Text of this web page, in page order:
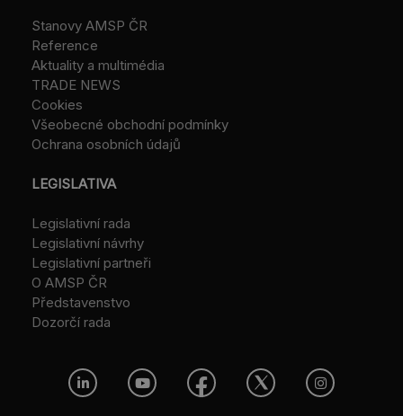
Stanovy AMSP ČR
Reference
Aktuality a multimédia
TRADE NEWS
Cookies
Všeobecné obchodní podmínky
Ochrana osobních údajů
LEGISLATIVA
Legislativní rada
Legislativní návrhy
Legislativní partneři
O AMSP ČR
Představenstvo
Dozorčí rada